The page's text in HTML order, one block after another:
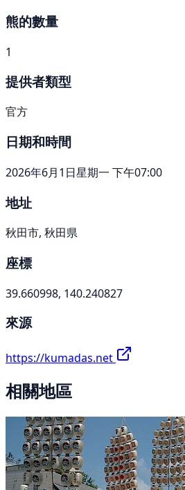
熊的數量
1
提供者類型
官方
日期和時間
2026年6月1日星期一 下午07:00
地址
秋田市, 秋田県
座標
39.660998, 140.240827
來源
https://kumadas.net
相關地區